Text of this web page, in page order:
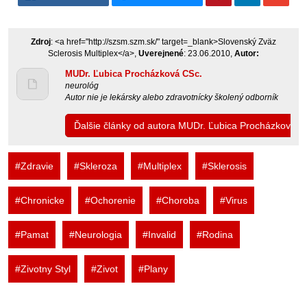
Zdroj: <a href="http://szsm.szm.sk/" target=_blank>Slovenský Zväz
Sclerosis Multiplex</a>, Uverejnené: 23.06.2010, Autor:
MUDr. Ľubica Procházková CSc.
neurológ
Autor nie je lekársky alebo zdravotnícky školený odborník
Ďalšie články od autora MUDr. Ľubica Procházková
#Zdravie #Skleroza #Multiplex #Sklerosis
#Chronicke #Ochorenie #Choroba #Virus
#Pamat #Neurologia #Invalid #Rodina
#Zivotny Styl #Zivot #Plany